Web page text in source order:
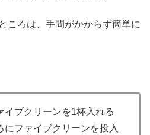
ころは、手間がかからず簡単に
ブクリーンを1杯入れる
ファイブクリーンを投入